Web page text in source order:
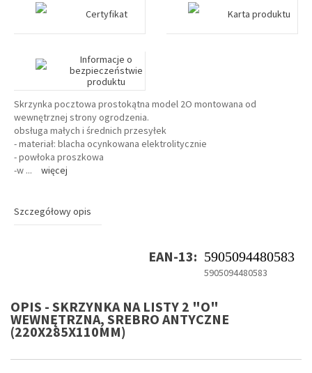
Certyfikat Karta produktu
Informacje o
bezpieczeństwie
produktu
Skrzynka pocztowa prostokątna model 2O montowana od
wewnętrznej strony ogrodzenia.
obsługa małych i średnich przesyłek
- materiał: blacha ocynkowana elektrolitycznie
- powłoka proszkowa
-w ... więcej
Szczegółowy opis
EAN-13: 5905094480583
5905094480583
OPIS - SKRZYNKA NA LISTY 2 "O"
WEWNĘTRZNA, SREBRO ANTYCZNE
(220X285X110MM)